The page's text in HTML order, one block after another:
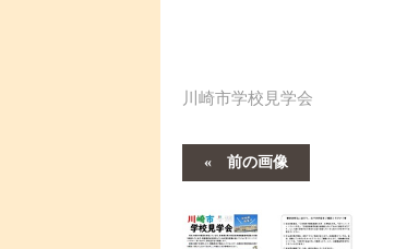
川崎市学校見学会
前の画像